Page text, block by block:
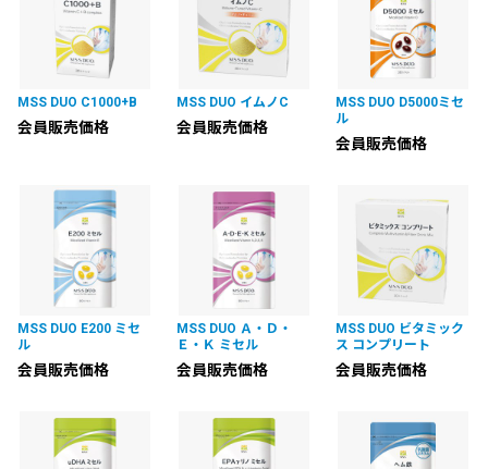
MSS DUO C1000+B
会員販売価格
MSS DUO イムノC
会員販売価格
MSS DUO D5000ミセ
ル
会員販売価格
MSS DUO E200 ミセ
ル
会員販売価格
MSS DUO Ａ・Ｄ・
Ｅ・Ｋ ミセル
会員販売価格
MSS DUO ビタミック
ス コンプリート
会員販売価格